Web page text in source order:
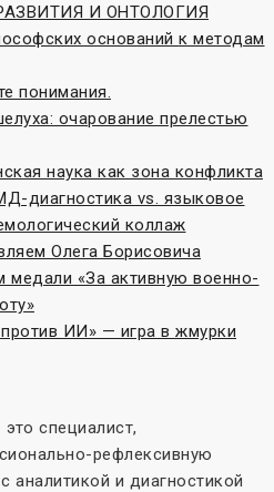
И ОНТОЛОГИЯ
оснований к методам
понимания.
очарование прелестью
наука как зона конфликта
диагностика vs. языковое
коллаж
Олега Борисовича
медали «За активную военно-
ИИ» — игра в жмурки
специалист,
рефлексивную
аналитикой и диагностикой